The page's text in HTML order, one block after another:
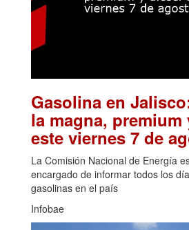
Gasolina en
la magna, premium
este viernes 7 de
La Comisión Nacional de Energía
encargado de informar todos los
gasolinas en el país
Infobae